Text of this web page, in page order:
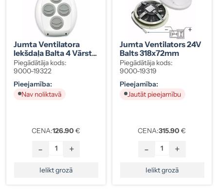
Jumta Ventilatora
Iekšdaļa Balta 4 Vārsti
Obturateur 2002
Piegādātāja kods:
9000-19322
Pieejamība:
Nav noliktavā
CENA:126.90 €
- +
Ielikt grozā
Jumta Ventilators 24V
Balts 318x72mm
Piegādātāja kods:
9000-19319
Pieejamība:
Jautāt pieejamību
CENA:315.90 €
- +
Ielikt grozā